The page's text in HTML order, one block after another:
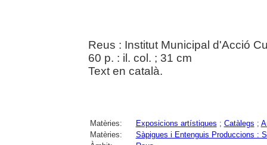
Reus : Institut Municipal d'Acció
60 p. : il. col. ; 31 cm
Text en català.
Matèries: Exposicions artístiques ; Catàlegs ;
Matèries:
Sàpigues i Entenguis Produccions :